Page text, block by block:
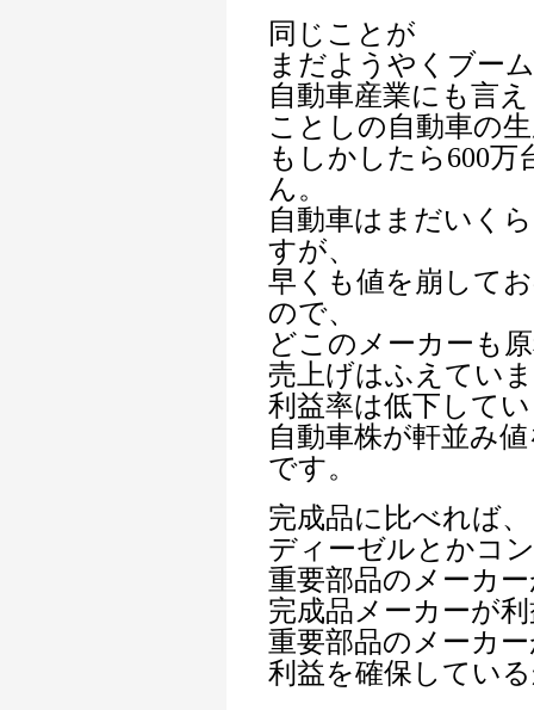
同じことが
まだようやくブー
自動車産業にも言
ことしの自動車の
もしかしたら600
ん。
自動車はまだいく
すが、
早くも値を崩して
ので、
どこのメーカーも
売上げはふえてい
利益率は低下して
自動車株が軒並み
です。
完成品に比べれば、
ディーゼルとかコ
重要部品のメーカ
完成品メーカーが
重要部品のメーカ
利益を確保してい